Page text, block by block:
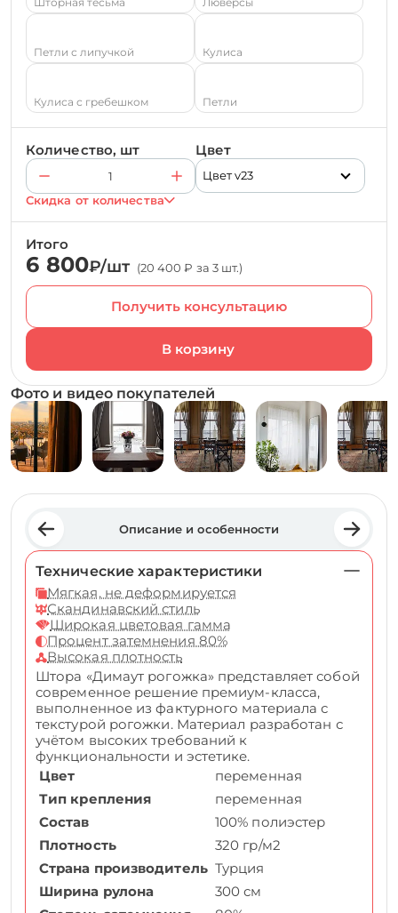
Петли с липучкой Кулиса
Кулиса с гребешком Петли
Количество, шт Цвет
Цвет v23
Скидка от количества
Итого
6 800₽/шт (20 400 ₽ за 3 шт.)
Получить консультацию
Фото и видео покупателей
Описание и особенности
Технические характеристики
Мягкая, не деформируется
Скандинавский стиль
Широкая цветовая гамма
Процент затемнения 80%
Высокая плотность
Штора «Димаут рогожка» представляет собой
современное решение премиум-класса,
выполненное из фактурного материала с
текстурой рогожки. Материал разработан с
учётом высоких требований к
функциональности и эстетике.
Цвет
переменная
Тип крепления
переменная
Состав
100% полиэстер
Плотность
320 гр/м2
Страна производитель Турция
Ширина рулона
300 см